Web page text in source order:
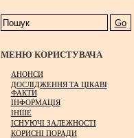
МЕНЮ КОРИСТУВАЧА
АНОНСИ
ДОСЛІДЖЕННЯ ТА ЦІКАВІ
ФАКТИ
ІНФОРМАЦІЯ
ІНШЕ
ІСНУЮЧІ ЗАЛЕЖНОСТІ
КОРИСНІ ПОРАДИ